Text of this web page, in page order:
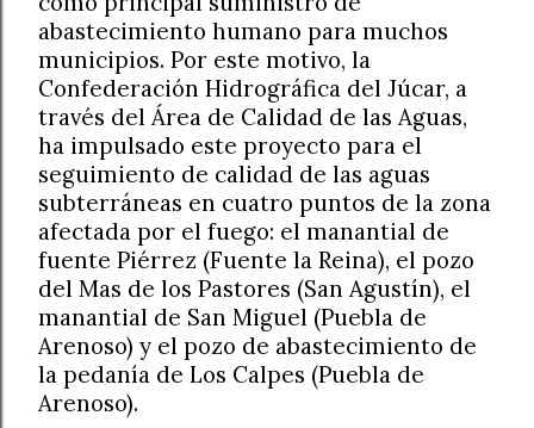
abastecimiento humano para muchos
municipios. Por este motivo, la
Confederación Hidrográfica del Júcar, a
través del Área de Calidad de las Aguas,
ha impulsado este proyecto para el
seguimiento de calidad de las aguas
subterráneas en cuatro puntos de la zona
afectada por el fuego: el manantial de
fuente Piérrez (Fuente la Reina), el pozo
del Mas de los Pastores (San Agustín), el
manantial de San Miguel (Puebla de
Arenoso) y el pozo de abastecimiento de
la pedanía de Los Calpes (Puebla de
Arenoso).